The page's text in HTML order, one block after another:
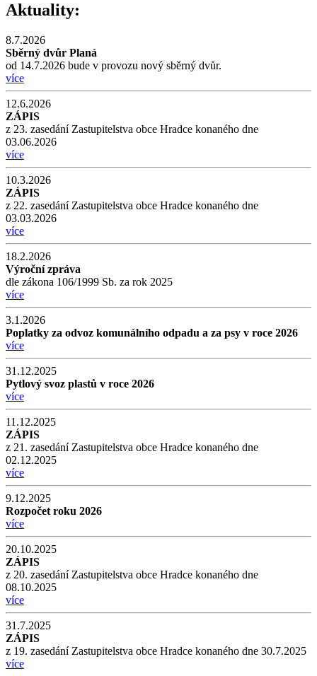
Aktuality:
8.7.2026
Sběrný dvůr Planá
od 14.7.2026 bude v provozu nový sběrný dvůr.
více
12.6.2026
ZÁPIS
z 23. zasedání Zastupitelstva obce Hradce konaného dne
03.06.2026
více
10.3.2026
ZÁPIS
z 22. zasedání Zastupitelstva obce Hradce konaného dne
03.03.2026
více
18.2.2026
Výroční zpráva
dle zákona 106/1999 Sb. za rok 2025
více
3.1.2026
Poplatky za odvoz komunálního odpadu a za psy v roce 2026
více
31.12.2025
Pytlový svoz plastů v roce 2026
více
11.12.2025
ZÁPIS
z 21. zasedání Zastupitelstva obce Hradce konaného dne
02.12.2025
více
9.12.2025
Rozpočet roku 2026
více
20.10.2025
ZÁPIS
z 20. zasedání Zastupitelstva obce Hradce konaného dne
08.10.2025
více
31.7.2025
ZÁPIS
z 19. zasedání Zastupitelstva obce Hradce konaného dne 30.7.2025
více